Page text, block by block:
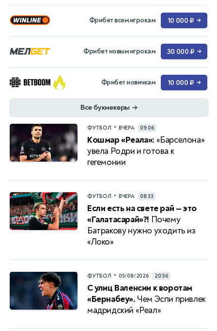
Фрибет всем игрокам 10 000 ₽ →
Фрибет новым игрокам 30 000 ₽ →
Фрибет новичкам 10 000 ₽ →
Все букмекеры →
ФУТБОЛ • ВЧЕРА 09:06
Кошмар «Реала»: «Барселона»
увела Родри и готова к
гегемонии
ФУТБОЛ • ВЧЕРА 08:33
Если есть на свете рай — это
«Галатасарай»?! Почему
Батракову нужно уходить из
«Локо»
ФУТБОЛ • 05/08/2026 20:56
С улиц Валенсии к воротам
«Бернабеу». Чем Эспи привлек
мадридский «Реал»